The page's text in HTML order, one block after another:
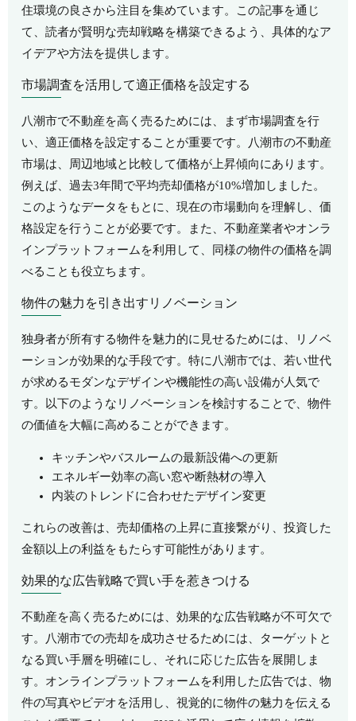
住環境の良さから注目を集めています。この記事を通じ
て、読者が賢明な売却戦略を構築できるよう、具体的なア
イデアや方法を提供します。
市場調査を活用して適正価格を設定する
八潮市で不動産を高く売るためには、まず市場調査を行
い、適正価格を設定することが重要です。八潮市の不動産
市場は、周辺地域と比較して価格が上昇傾向にあります。
例えば、過去3年間で平均売却価格が10%増加しました。
このようなデータをもとに、現在の市場動向を理解し、価
格設定を行うことが必要です。また、不動産業者やオンラ
インプラットフォームを利用して、同様の物件の価格を調
べることも役立ちます。
物件の魅力を引き出すリノベーション
独身者が所有する物件を魅力的に見せるためには、リノベ
ーションが効果的な手段です。特に八潮市では、若い世代
が求めるモダンなデザインや機能性の高い設備が人気で
す。以下のようなリノベーションを検討することで、物件
の価値を大幅に高めることができます。
キッチンやバスルームの最新設備への更新
エネルギー効率の高い窓や断熱材の導入
内装のトレンドに合わせたデザイン変更
これらの改善は、売却価格の上昇に直接繋がり、投資した
金額以上の利益をもたらす可能性があります。
効果的な広告戦略で買い手を惹きつける
不動産を高く売るためには、効果的な広告戦略が不可欠で
す。八潮市での売却を成功させるためには、ターゲットと
なる買い手層を明確にし、それに応じた広告を展開しま
す。オンラインプラットフォームを利用した広告では、物
件の写真やビデオを活用し、視覚的に物件の魅力を伝える